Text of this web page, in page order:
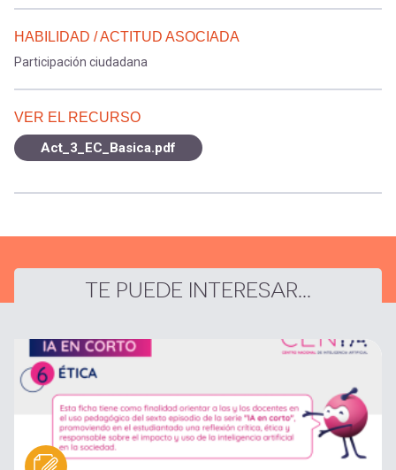
HABILIDAD / ACTITUD ASOCIADA
Participación ciudadana
VER EL RECURSO
Act_3_EC_Basica.pdf
TE PUEDE INTERESAR...